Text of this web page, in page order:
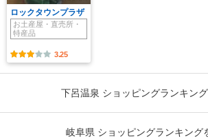
ロックタウンプラザ
お土産屋・直売所・
特産品
3.25
下呂温泉 ショッピングランキン
岐阜県 ショッピングランキング